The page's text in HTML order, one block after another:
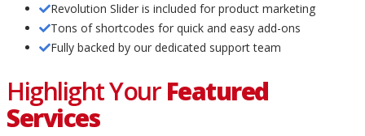
Revolution Slider is included for product marketing
Tons of shortcodes for quick and easy add-ons
Fully backed by our dedicated support team
Highlight YourFeatured
Services